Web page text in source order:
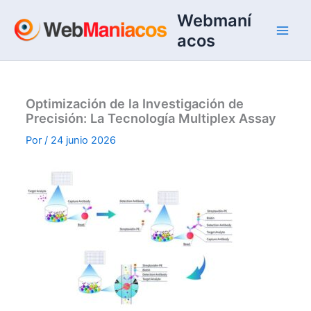
contenido
Webmaní
acos
Optimización de la Investigación de
Precisión: La Tecnología Multiplex Assay
Por/ 24 junio 2026